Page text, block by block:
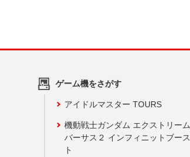
ゲーム機をさがす
アイドルマスター TOURS
機動戦士ガンダム エクストリーム
バーサス２ インフィニットブース
ト